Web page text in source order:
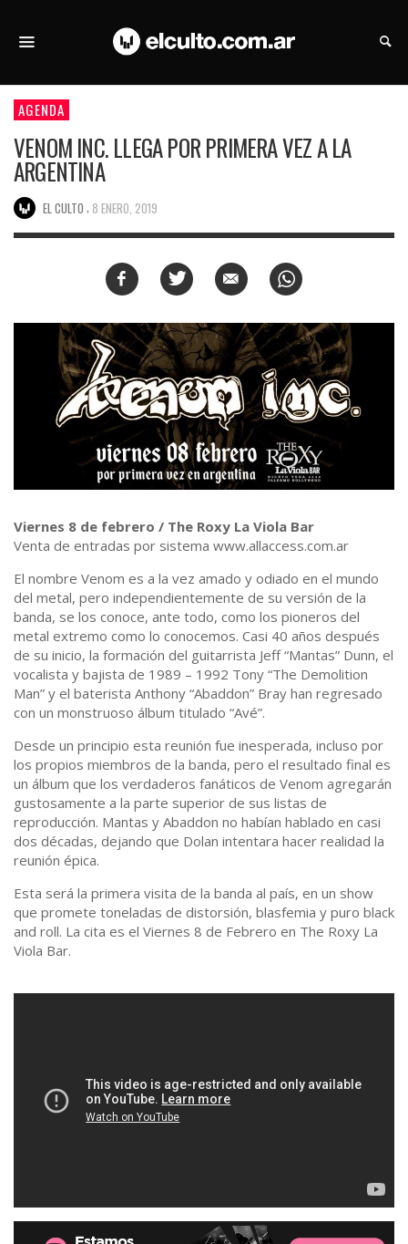
AGENDA
VENOM INC. LLEGA POR PRIMERA VEZ A LA
ARGENTINA
EL CULTO 8 ENERO, 2019
Viernes 8 de febrero / The Roxy La Viola Bar
Venta de entradas por sistema www.allaccess.com.ar
El nombre Venom es a la vez amado y odiado en el mundo
del metal, pero independientemente de su versión de la
banda, se los conoce, ante todo, como los pioneros del
metal extremo como lo conocemos. Casi 40 años después
de su inicio, la formación del guitarrista Jeff “Mantas” Dunn, el
vocalista y bajista de 1989 – 1992 Tony “The Demolition
Man” y el baterista Anthony “Abaddon” Bray han regresado
con un monstruoso álbum titulado “Avé”.
Desde un principio esta reunión fue inesperada, incluso por
los propios miembros de la banda, pero el resultado final es
un álbum que los verdaderos fanáticos de Venom agregarán
gustosamente a la parte superior de sus listas de
reproducción. Mantas y Abaddon no habían hablado en casi
dos décadas, dejando que Dolan intentara hacer realidad la
reunión épica.
Esta será la primera visita de la banda al país, en un show
que promete toneladas de distorsión, blasfemia y puro black
and roll. La cita es el Viernes 8 de Febrero en The Roxy La
Viola Bar.